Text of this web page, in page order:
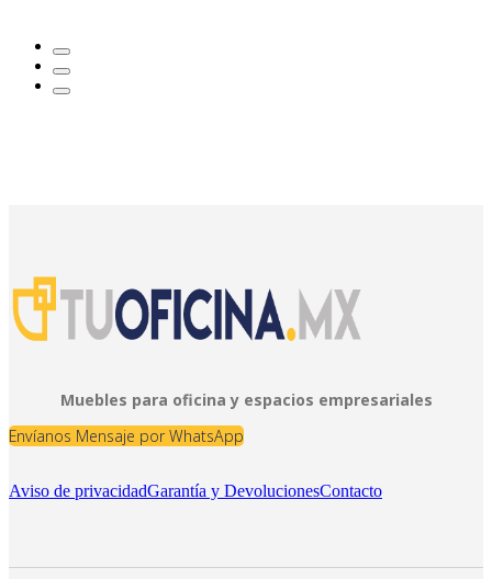
Muebles para oficina y espacios empresariales
Envíanos Mensaje por WhatsApp
Aviso de privacidadGarantía y DevolucionesContacto